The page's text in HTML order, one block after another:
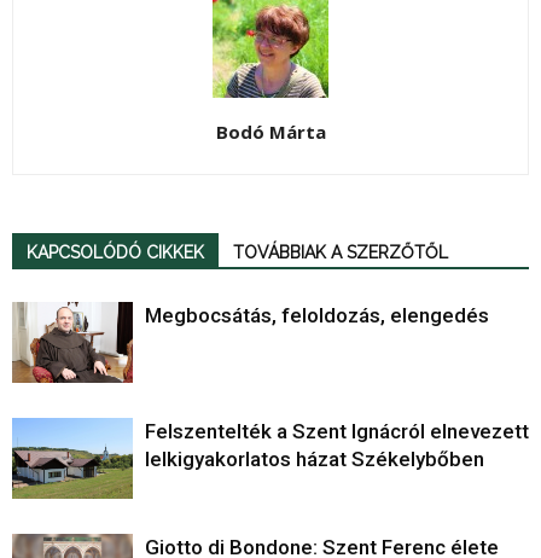
Bodó Márta
KAPCSOLÓDÓ CIKKEK TOVÁBBIAK A SZERZŐTŐL
Megbocsátás, feloldozás, elengedés
Felszentelték a Szent Ignácról elnevezett
lelkigyakorlatos házat Székelybőben
Giotto di Bondone: Szent Ferenc élete